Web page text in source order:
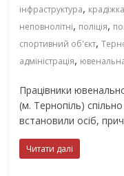
інфраструктура, крадіжка
неповнолітні, поліція,
спортивний об'єкт,
адміністрація,
Працівники
(м. Тернопіль)
встановили осіб,
Читати далі